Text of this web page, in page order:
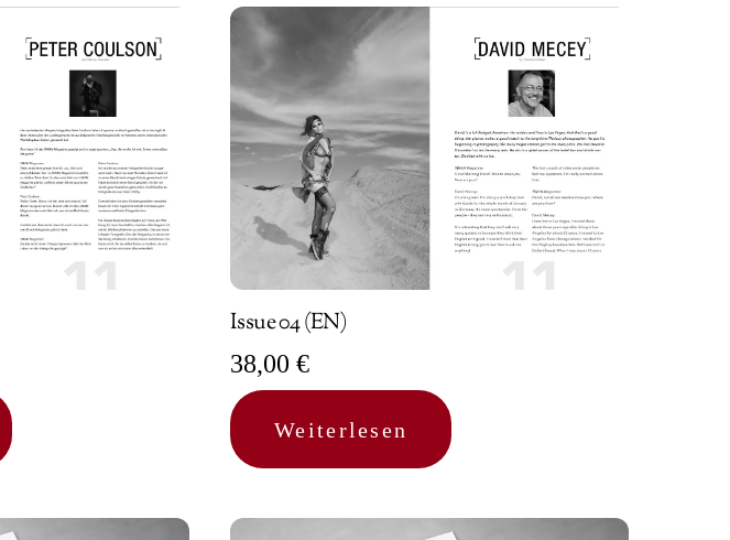
Issue 04 (EN)
38,00€
Weiterlesen